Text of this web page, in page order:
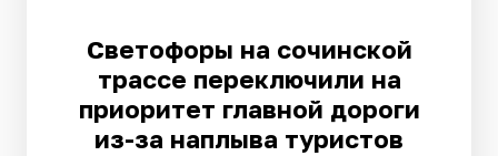
Светофоры на сочинской
трассе переключили на
приоритет главной дороги
из-за наплыва туристов